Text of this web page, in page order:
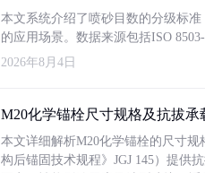
本文系统介绍了喷砂目数的分级标
的应用场景。数据来源包括ISO
2026年8月4日
M20化学锚栓尺寸规格及抗拔承
本文详细解析M20化学锚栓的尺寸
构后锚固技术规程》JGJ 145）提供